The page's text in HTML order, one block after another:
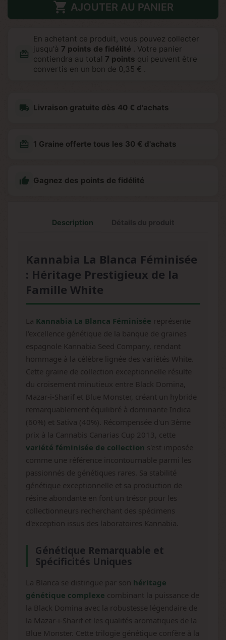
 AJOUTER AU PANIER
redeem
En achetant ce produit, vous pouvez collecter
jusqu'à 7 points de fidélité . Votre panier
contiendra au total 7 points qui peuvent être
convertis en un bon de 0,35 € .
local_shipping Livraison gratuite dès 40 € d'achats
redeem 1 Graine offerte tous les 30 € d'achats
 Gagnez des points de fidélité
Description
Kannabia La Blanca Féminisée
: Héritage Prestigieux de la
Famille White
La Kannabia La Blanca Féminisée représente
l'excellence génétique de la banque de graines
espagnole Kannabia Seed Company, rendant
hommage à la célèbre lignée des variétés White.
Cette graine de collection exceptionnelle résulte
du croisement minutieux entre Black Domina,
Mazar-i-Sharif et Blue Monster, créant un hybride
remarquablement équilibré à dominante Indica
(60%) et Sativa (40%). Récompensée d'un 3ème
prix à la Cannabis Canarias Cup 2013, cette
variété féminisée de collection s'est imposée
comme une référence incontournable parmi les
passionnés de génétiques rares. Sa stabilité
génétique exceptionnelle et sa production de
résine abondante en font un trésor pour les
collectionneurs recherchant des spécimens
d'exception issus des laboratoires Kannabia.
Génétique Remarquable et
Spécificités Uniques
La Blanca se distingue par son héritage
génétique complexe combinant la puissance de
la Black Domina avec la robustesse légendaire de
la Mazar-i-Sharif et les qualités aromatiques de la
Blue Monster. Cette trilogie génétique confère à la